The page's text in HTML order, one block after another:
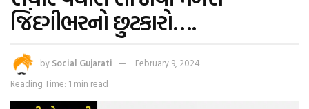
જિંદગીભરનો છુટકારો….
by Social Gujarati
February 9, 2024
Reading Time: 1 min read